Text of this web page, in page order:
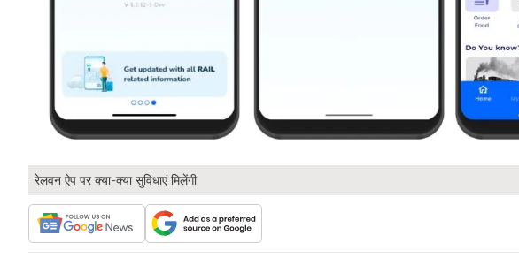
रेलवन ऐप पर क्या-क्या सुविधाएं मिलेंगी